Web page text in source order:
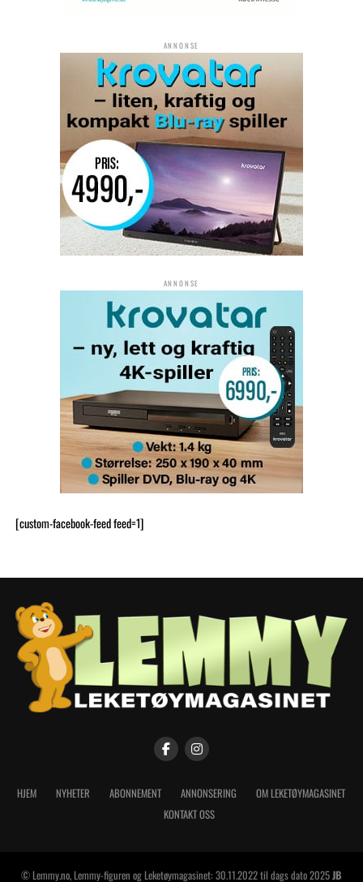
ANNONSE
ANNONSE
[custom-facebook-feed feed=1]
HJEM NYHETER ABONNEMENT ANNONSERING
OM LEKETØYMAGASINET
KONTAKT OSS
© Lemmy.no, Lemmy-figuren og Leketøymagasinet: 30.11.2022 til dags dato 2025JB